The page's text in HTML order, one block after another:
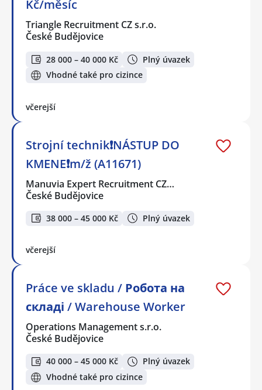
Kč/měsíc
Triangle Recruitment CZ s.r.o.
České Budějovice
28 000 – 40 000 Kč
Plný úvazek
Vhodné také pro cizince
včerejší
Strojní technik❗NÁSTUP DO
KMENE❗m/ž (A11671)
Manuvia Expert Recruitment CZ…
České Budějovice
38 000 – 45 000 Kč Plný úvazek
včerejší
Práce ve skladu / Робота на
складі / Warehouse Worker
Operations Management s.r.o.
České Budějovice
40 000 – 45 000 Kč
Plný úvazek
Vhodné také pro cizince